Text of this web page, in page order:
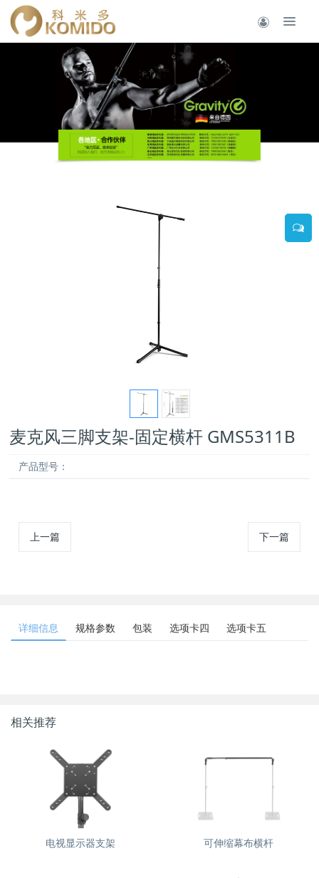
麦克风三脚支架-固定横杆 GMS5311B
产品型号：
上一篇 下一篇
详细信息 规格参数 包装 选项卡四 选项卡五
相关推荐
电视显示器支架 可伸缩幕布横杆